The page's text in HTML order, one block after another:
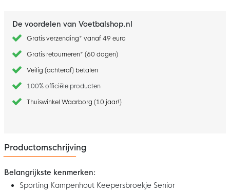
De voordelen van Voetbalshop.nl
Gratis verzending* vanaf 49 euro
Gratis retourneren* (60 dagen)
Veilig (achteraf) betalen
100% officiële producten
Thuiswinkel Waarborg (10 jaar!)
Productomschrijving
Belangrijkste kenmerken:
Sporting Kampenhout Keepersbroekje Senior